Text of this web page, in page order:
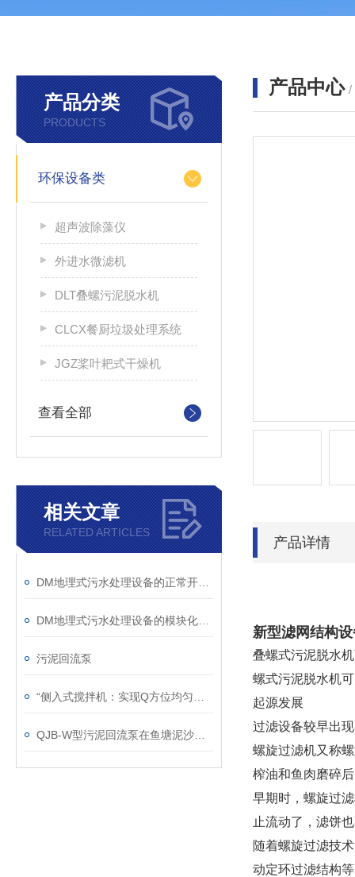
产品分类
PRODUCTS
环保设备类
超声波除藻仪
外进水微滤机
DLT叠螺污泥脱水机
CLCX餐厨垃圾处理系统
JGZ桨叶耙式干燥机
查看全部
相关文章
RELATED ARTICLES
污泥回流泵
产品中心 /
产品详情
新型滤网结构
叠螺式污泥脱水
螺式污泥脱水机
起源发展
过滤设备较早出
螺旋过滤机又称
榨油和鱼肉磨碎
早期时，螺旋过
止流动了，滤饼
随着螺旋过滤技
动定环过滤结构